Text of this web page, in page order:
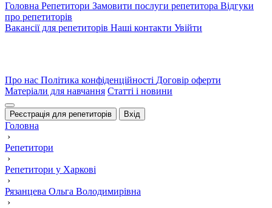
Головна Репетитори Замовити послуги репетитора Відгуки
про репетиторів
Вакансії для репетиторів Наші контакти Увійти
Про нас Політика конфіденційності Договір оферти
Матеріали для навчання Статті і новини
Реєстрація для репетиторів Вхід
Головна
›
Репетитори
›
Репетитори у Харкові
›
Рязанцева Ольга Володимирівна
›